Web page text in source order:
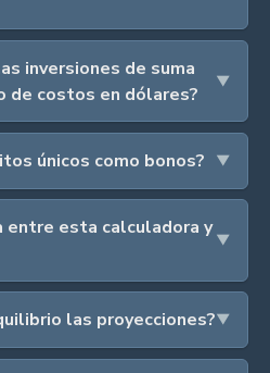
inversiones de suma
de costos en dólares?
únicos como bonos?
entre esta calculadora y
las proyecciones?